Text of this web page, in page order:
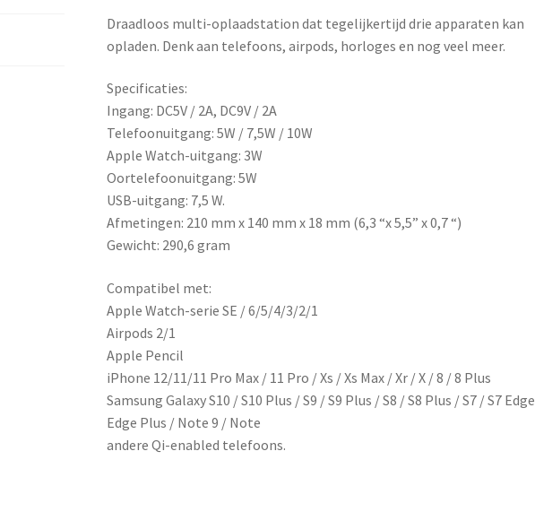
o
k
e
s
Draadloos multi-oplaadstation dat tegelijkertijd drie apparaten kan
opladen. Denk aan telefoons, airpods, horloges en nog veel meer.
Specificaties:
Ingang: DC5V / 2A, DC9V / 2A
Telefoonuitgang: 5W / 7,5W / 10W
Apple Watch-uitgang: 3W
Oortelefoonuitgang: 5W
USB-uitgang: 7,5 W.
Afmetingen: 210 mm x 140 mm x 18 mm (6,3 “x 5,5” x 0,7 “)
Gewicht: 290,6 gram
Compatibel met:
Apple Watch-serie SE / 6/5/4/3/2/1
Airpods 2/1
Apple Pencil
iPhone 12/11/11 Pro Max / 11 Pro / Xs / Xs Max / Xr / X / 8 / 8 Plus
Samsung Galaxy S10 / S10 Plus / S9 / S9 Plus / S8 / S8 Plus / S7 / S7
Edge Plus / Note 9 / Note
andere Qi-enabled telefoons.